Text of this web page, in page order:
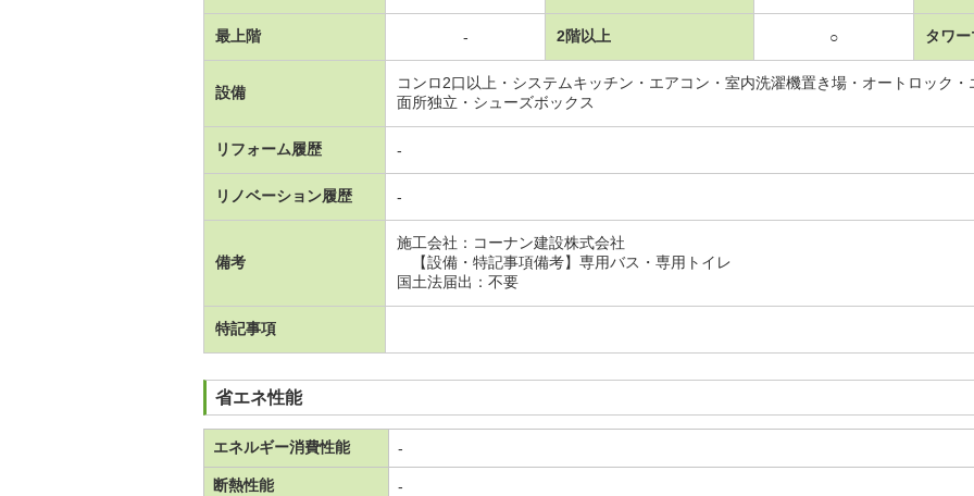
最上階 - 2階以上 ○ タワ
設備
コンロ2口以上・システムキッチン・エアコン・室内洗濯機置き場・オートロック
面所独立・シューズボックス
リフォーム履歴 -
リノベーション履歴 -
備考
施工会社：コーナン建設株式会社
【設備・特記事項備考】専用バス・専用トイレ
国土法届出：不要
特記事項
省エネ性能
エネルギー消費性能 -
断熱性能 -